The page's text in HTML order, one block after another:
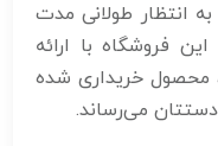
انتظار طولانی مدت
فروشگاه با ارائه
محصول خریداری شده
دستتان می‌رساند.